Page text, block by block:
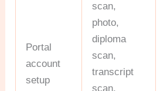
Portal
account
setup
scan,
photo,
diploma
scan,
transcript
scan,